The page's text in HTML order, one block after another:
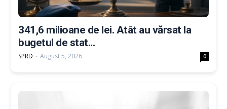
341,6 milioane de lei. Atât au vărsat la
bugetul de stat...
SPRD - August 5, 2026 0